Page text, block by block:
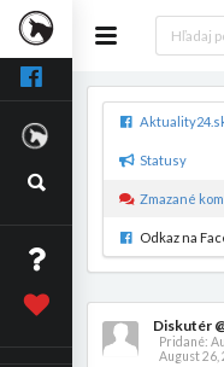
Statusy
Zmazané
Odkaz na
Diskutér
Pridané:
August 26,